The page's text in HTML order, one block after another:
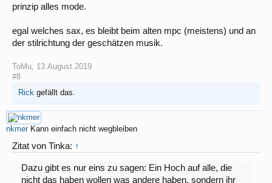
prinzip alles mode.
egal welches sax, es bleibt beim alten mpc (meistens) und an
der stilrichtung der geschätzen musik.
ToMu 13.August.2019
#8
Rick gefällt das.
nkmer Kann einfach nicht wegbleiben
Zitat von Tinka: ↑
Dazu gibt es nur eins zu sagen: Ein Hoch auf alle, die
nicht das haben wollen was andere haben, sondern ihr